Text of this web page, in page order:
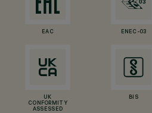
EAC ENEC-03
UK
CONFORMITY
ASSESSED
BIS